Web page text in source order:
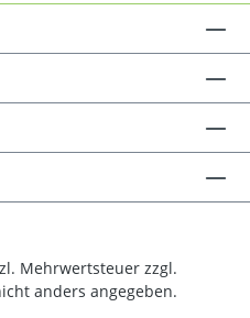
Mehrwertsteuer zzgl.
anders angegeben.